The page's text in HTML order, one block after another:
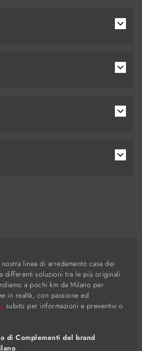
linea di arredamento casa dei
differenti soluzioni tra le più originali
a pochi km da Milano per
in realtà, con passione ed
subito per informazioni e preventivi o
di Complementi del brand